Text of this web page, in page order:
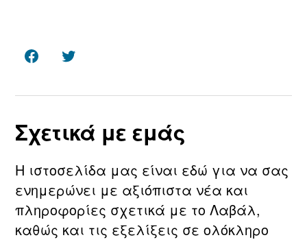
FacebookTwitter
Σχετικά με εμάς
Η ιστοσελίδα μας είναι εδώ για να σας
ενημερώνει με αξιόπιστα νέα και
πληροφορίες σχετικά με τo Λαβάλ,
καθώς και τις εξελίξεις σε ολόκληρο